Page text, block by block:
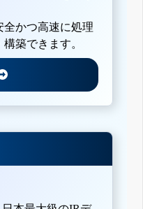
全かつ高速に処理
築できます。